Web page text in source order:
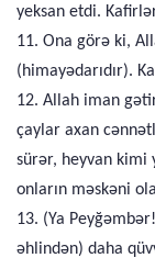
yeksan etdi.
11. Ona görə ki,
(himayədarıdır).
12. Allah iman
çaylar axan
sürər, heyvan kimi
onların məskəni
13. (Ya
əhlindən) daha